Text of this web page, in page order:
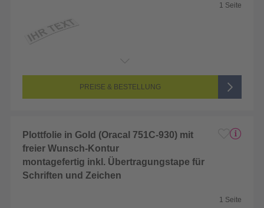
1 Seite
Seitenanzahl: 1-seitig (Unbedruckt)
UnbedrucktPREISE & BESTELLUNG
Plottfolie in Gold (Oracal 751C-930) mit
freier Wunsch-Kontur
montagefertig inkl. Übertragungstape für
Schriften und Zeichen
1 Seite